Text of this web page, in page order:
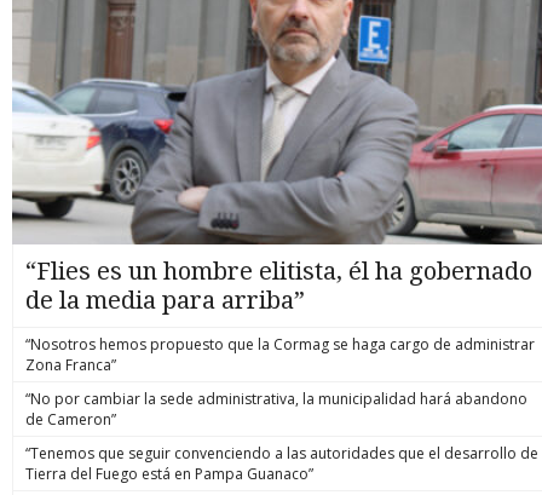
“Flies es un hombre elitista, él ha gobernado
de la media para arriba”
“Nosotros hemos propuesto que la Cormag se haga cargo de administrar
Zona Franca”
“No por cambiar la sede administrativa, la municipalidad hará abandono
de Cameron”
“Tenemos que seguir convenciendo a las autoridades que el desarrollo de
Tierra del Fuego está en Pampa Guanaco”